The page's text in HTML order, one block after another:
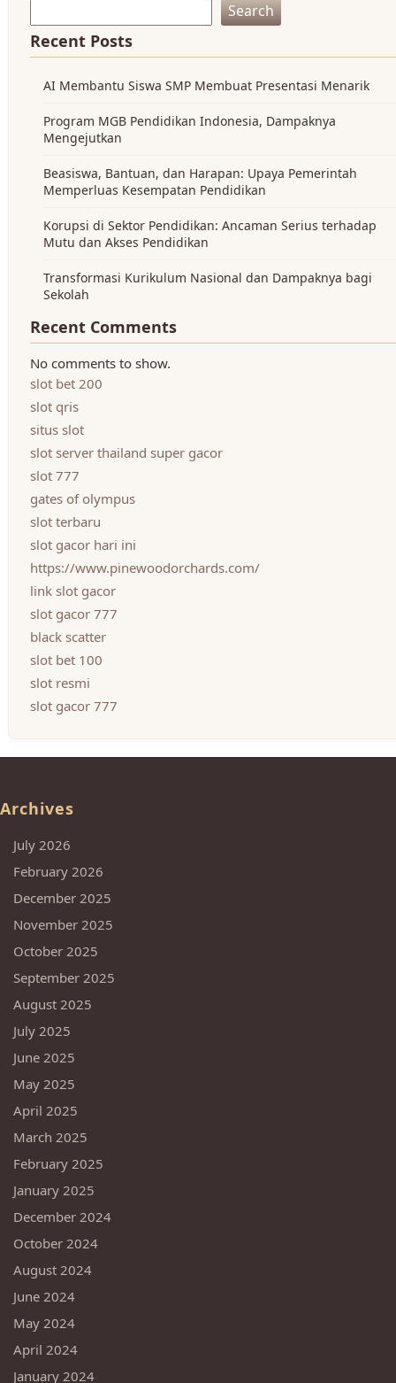
Search
Recent Posts
AI Membantu Siswa SMP Membuat Presentasi Menarik
Program MGB Pendidikan Indonesia, Dampaknya
Mengejutkan
Beasiswa, Bantuan, dan Harapan: Upaya Pemerintah
Memperluas Kesempatan Pendidikan
Korupsi di Sektor Pendidikan: Ancaman Serius terhadap
Mutu dan Akses Pendidikan
Transformasi Kurikulum Nasional dan Dampaknya bagi
Sekolah
Recent Comments
No comments to show.
slot bet 200
slot qris
situs slot
slot server thailand super gacor
slot 777
gates of olympus
slot terbaru
slot gacor hari ini
https://www.pinewoodorchards.com/
link slot gacor
slot gacor 777
black scatter
slot bet 100
slot resmi
slot gacor 777
Archives
July 2026
February 2026
December 2025
November 2025
October 2025
September 2025
August 2025
July 2025
June 2025
May 2025
April 2025
March 2025
February 2025
January 2025
December 2024
October 2024
August 2024
June 2024
May 2024
April 2024
January 2024